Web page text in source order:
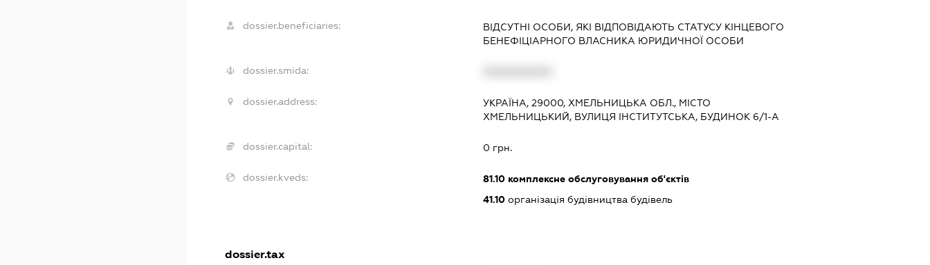
dossier.beneficiaries:
ВІДСУТНІ ОСОБИ, ЯКІ ВІДПОВІДАЮТЬ СТАТУСУ КІНЦЕВОГО
БЕНЕФІЦІАРНОГО ВЛАСНИКА ЮРИДИЧНОЇ ОСОБИ
dossier.smida:
dossier.address:
УКРАЇНА, 29000, ХМЕЛЬНИЦЬКА ОБЛ., МІСТО
ХМЕЛЬНИЦЬКИЙ, ВУЛИЦЯ ІНСТИТУТСЬКА, БУДИНОК 6/1-А
dossier.capital: 0 грн.
dossier.kveds: 81.10комплексне обслуговування об'єктів
41.10організація будівництва будівель
dossier.tax